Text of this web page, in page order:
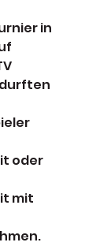
in
oder
mit